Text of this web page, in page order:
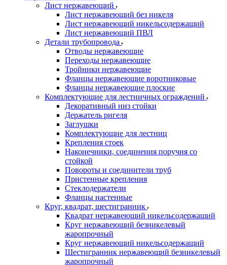
Лист нержавеющий
Лист нержавеющий без никеля
Лист нержавеющий никельсодержащий
Лист нержавеющий ПВЛ
Детали трубопровода
Отводы нержавеющие
Переходы нержавеющие
Тройники нержавеющие
Фланцы нержавеющие воротниковые
Фланцы нержавеющие плоские
Комплектующие для лестничных ограждений
Декоративный низ стойки
Держатель ригеля
Заглушки
Комплектующие для лестниц
Крепления стоек
Наконечники, соединения поручня со
стойкой
Повороты и соединители труб
Пристенные крепления
Стеклодержатели
Фланцы настенные
Круг, квадрат, шестигранник
Квадрат нержавеющий никельсодержащий
Круг нержавеющий безникелевый
жаропрочный
Круг нержавеющий никельсодержащий
Шестигранник нержавеющий безникелевый
жаропрочный